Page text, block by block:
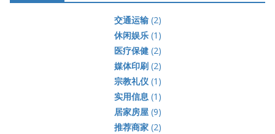
交通运输(2)
休闲娱乐(1)
医疗保健(2)
媒体印刷(2)
宗教礼仪(1)
实用信息(1)
居家房屋(9)
推荐商家(2)